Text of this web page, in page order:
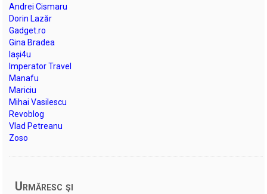
Andrei Cismaru
Dorin Lazăr
Gadget.ro
Gina Bradea
Iași4u
Imperator Travel
Manafu
Mariciu
Mihai Vasilescu
Revoblog
Vlad Petreanu
Zoso
Urmăresc şi